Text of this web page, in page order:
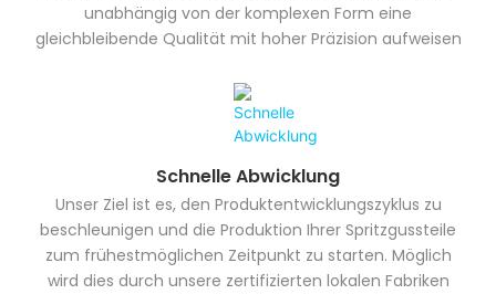
unabhängig von der komplexen Form eine
gleichbleibende Qualität mit hoher Präzision aufweisen
Schnelle Abwicklung
Unser Ziel ist es, den Produktentwicklungszyklus zu
beschleunigen und die Produktion Ihrer Spritzgussteile
zum frühestmöglichen Zeitpunkt zu starten. Möglich
wird dies durch unsere zertifizierten lokalen Fabriken